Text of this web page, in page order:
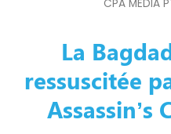
CPA MEDIA
La
ressuscitée
Assassin’s